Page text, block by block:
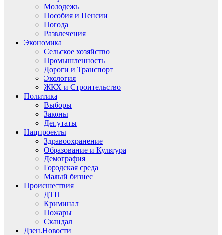
Молодежь
Пособия и Пенсии
Погода
Развлечения
Экономика
Сельское хозяйство
Промышленность
Дороги и Транспорт
Экология
ЖКХ и Строительство
Политика
Выборы
Законы
Депутаты
Нацпроекты
Здравоохранение
Образование и Культура
Демография
Городская среда
Малый бизнес
Происшествия
ДТП
Криминал
Пожары
Скандал
Дзен.Новости